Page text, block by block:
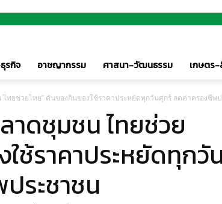
รกิจ อาชญากรรม ศาสนา-วัฒนธรรม เกษตร
ไทยช่วยไทย” ดันของกินของใช้ราคาประหยัดทุกวันศุกร์ ลดค่าครองชีพ
าดชุมชน ไทยช่วย
ช้ราคาประหยัดทุกวั
ระชาชน